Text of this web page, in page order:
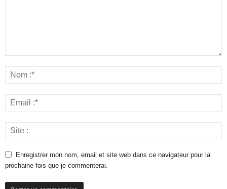
Enregistrer mon nom, email et site web dans ce navigateur pour la
prochaine fois que je commenterai.